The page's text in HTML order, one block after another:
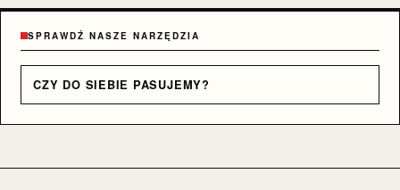
SPRAWDŹ NASZE NARZĘDZIA
CZY DO SIEBIE PASUJEMY?